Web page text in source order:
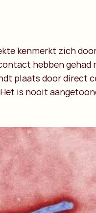
kenmerkt zich
hebben gehad
plaats door direct
is nooit